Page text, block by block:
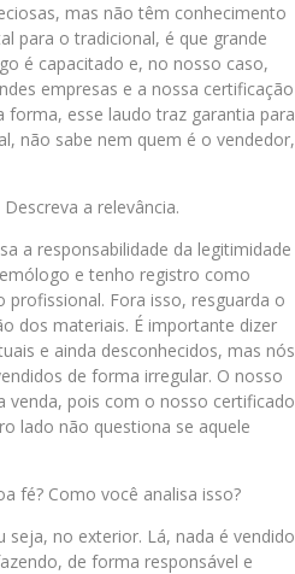
mas não têm conhecimento
para o tradicional, é que grande
é capacitado e, no nosso caso,
empresas e a nossa certificação
forma, esse laudo traz garantia para
não sabe nem quem é o vendedor,
a relevância.
a responsabilidade da legitimidade
e tenho registro como
Fora isso, resguarda o
dos materiais. É importante dizer
e ainda desconhecidos, mas nós
de forma irregular. O nosso
venda, pois com o nosso certificado
lado não questiona se aquele
fé? Como você analisa isso?
no exterior. Lá, nada é vendido
de forma responsável e